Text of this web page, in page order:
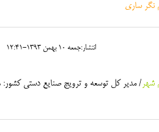
نگر ساری
انتشار:جمعه 10 بهمن 1393-12:41
شهر / مدیر کل توسعه و ترویج صنایع دستی کشور: